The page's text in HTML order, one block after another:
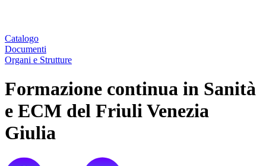
Catalogo
Documenti
Organi e Strutture
Formazione continua in Sanità
e ECM del Friuli Venezia
Giulia